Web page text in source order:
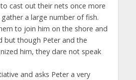
cast out their nets once more
a large number of fish.
to join him on the shore and
but though Peter and the
him, they dare not speak
and asks Peter a very